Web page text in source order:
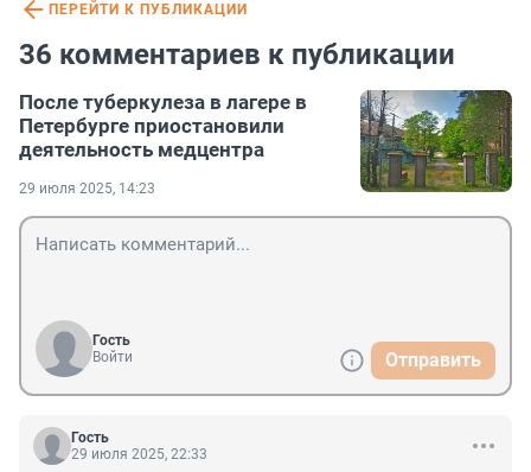
ПЕРЕЙТИ К ПУБЛИКАЦИИ
36 комментариев к публикации
После туберкулеза в лагере в
Петербурге приостановили
деятельность медцентра
29 июля 2025, 14:23
Гость
Войти
Отправить
Гость
29 июля 2025, 22:33